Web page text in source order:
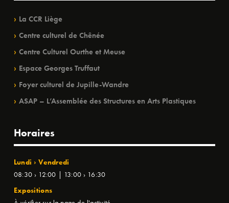
La CCR Liège
Centre culturel de Chênée
Centre Culturel Ourthe et Meuse
Espace Georges Truffaut
Foyer culturel de Jupille-Wandre
ASAP – L’Assemblée des Structures en Arts Plastiques
Horaires
Lundi › Vendredi
08:30 › 12:00 | 13:00 › 16:30
Expositions